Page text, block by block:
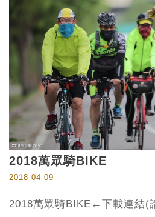
2018萬眾騎BIKE
2018-04-09
2018萬眾騎BIKE←下載連結(